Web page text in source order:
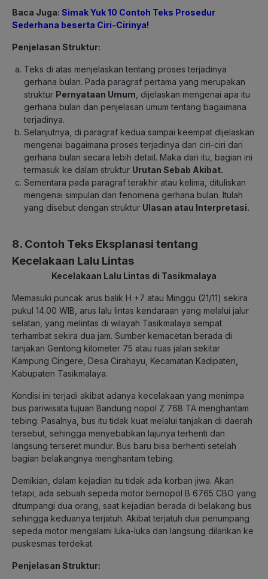
Baca Juga: Simak Yuk 10 Contoh Teks Prosedur
Sederhana beserta Ciri-Cirinya!
Penjelasan Struktur:
Teks di atas menjelaskan tentang proses terjadinya
gerhana bulan. Pada paragraf pertama yang merupakan
struktur Pernyataan Umum , dijelaskan mengenai apa itu
gerhana bulan dan penjelasan umum tentang bagaimana
terjadinya.
Selanjutnya, di paragraf kedua sampai keempat dijelaskan
mengenai bagaimana proses terjadinya dan ciri-ciri dari
gerhana bulan secara lebih detail. Maka dari itu, bagian ini
termasuk ke dalam struktur Urutan Sebab Akibat.
Sementara pada paragraf terakhir atau kelima, dituliskan
mengenai simpulan dari fenomena gerhana bulan. Itulah
yang disebut dengan struktur Ulasan atau Interpretasi.
8. Contoh Teks Eksplanasi tentang
Kecelakaan Lalu Lintas
Kecelakaan Lalu Lintas di Tasikmalaya
Memasuki puncak arus balik H +7 atau Minggu (21/11) sekira
pukul 14.00 WIB, arus lalu lintas kendaraan yang melalui jalur
selatan, yang melintas di wilayah Tasikmalaya sempat
terhambat sekira dua jam. Sumber kemacetan berada di
tanjakan Gentong kilometer 75 atau ruas jalan sekitar
Kampung Cingere, Desa Cirahayu, Kecamatan Kadipaten,
Kabupaten Tasikmalaya.
Kondisi ini terjadi akibat adanya kecelakaan yang menimpa
bus pariwisata tujuan Bandung nopol Z 768 TA menghantam
tebing. Pasalnya, bus itu tidak kuat melalui tanjakan di daerah
tersebut, sehingga menyebabkan lajunya terhenti dan
langsung terseret mundur. Bus baru bisa berhenti setelah
bagian belakangnya menghantam tebing.
Demikian, dalam kejadian itu tidak ada korban jiwa. Akan
tetapi, ada sebuah sepeda motor bernopol B 6765 CBO yang
ditumpangi dua orang, saat kejadian berada di belakang bus
sehingga keduanya terjatuh. Akibat terjatuh dua penumpang
sepeda motor mengalami luka-luka dan langsung dilarikan ke
puskesmas terdekat.
Penjelasan Struktur: